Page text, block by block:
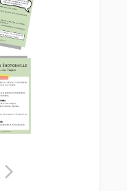
arrow_forward_ios